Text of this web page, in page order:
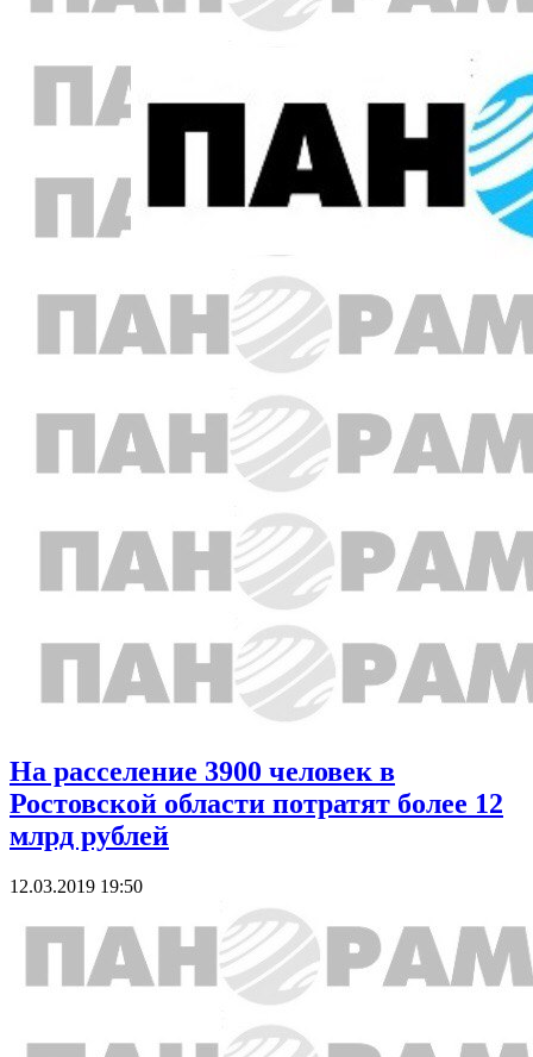
На расселение 3900 человек в
Ростовской области потратят более 12
млрд рублей
12.03.2019 19:50